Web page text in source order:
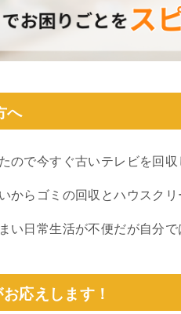
へ
ので今すぐ古いテレビを回
からゴミの回収とハウスク
い日常生活が不便だが自分
応えします！